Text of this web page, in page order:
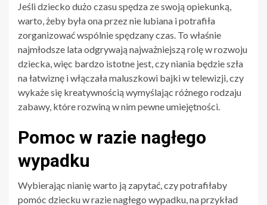
Jeśli dziecko dużo czasu spędza ze swoją opiekunką,
warto, żeby była ona przez nie lubiana i potrafiła
zorganizować wspólnie spędzany czas. To właśnie
najmłodsze lata odgrywają najważniejszą rolę w rozwoju
dziecka, więc bardzo istotne jest, czy niania będzie szła
na łatwiznę i włączała maluszkowi bajki w telewizji, czy
wykaże się kreatywnością wymyślając różnego rodzaju
zabawy, które rozwiną w nim pewne umiejętności.
Pomoc w razie nagłego
wypadku
Wybierając nianię warto ją zapytać, czy potrafiłaby
pomóc dziecku w razie nagłego wypadku, na przykład